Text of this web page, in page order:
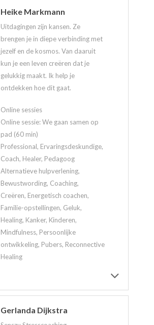
Heike Markmann
Uitdagingen zijn kansen. Ze
brengen je in diepe verbinding met
jezelf en de kosmos. Van daaruit
kun je een leven creëren dat je
gelukkig maakt. Ik help je
ontdekken hoe dit gaat.
Online sessies
Online sessie: We gaan samen op
pad (60 min)
Professional, Ervaringsdeskundige,
Coach, Healer, Pedagoog
Alternatieve hulpverlening,
Bewustwording, Coaching,
Creëren, Energetisch coachen,
Familie-opstellingen, Geluk,
Healing, Kanker, Kinderen,
Mindfulness, Persoonlijke
ontwikkeling, Pubers, Reconnective
Healing
Gerlanda Dijkstra